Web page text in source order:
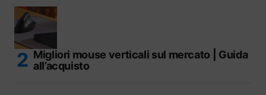
Migliori mouse verticali sul mercato | Guida
all’acquisto